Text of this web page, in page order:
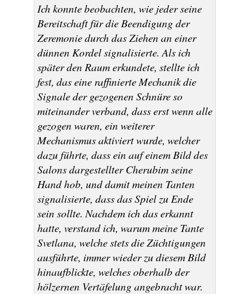
Ich konnte beobachten, wie jeder seine
Bereitschaft für die Beendigung der
Zeremonie durch das Ziehen an einer
dünnen Kordel signalisierte. Als ich
später den Raum erkundete, stellte ich
fest, das eine raffinierte Mechanik die
Signale der gezogenen Schnüre so
miteinander verband, dass erst wenn alle
gezogen waren, ein weiterer
Mechanismus aktiviert wurde, welcher
dazu führte, dass ein auf einem Bild des
Salons dargestellter Cherubim seine
Hand hob, und damit meinen Tanten
signalisierte, dass das Spiel zu Ende
sein sollte. Nachdem ich das erkannt
hatte, verstand ich, warum meine Tante
Svetlana, welche stets die Züchtigungen
ausführte, immer wieder zu diesem Bild
hinaufblickte, welches oberhalb der
hölzernen Vertäfelung angebracht war.